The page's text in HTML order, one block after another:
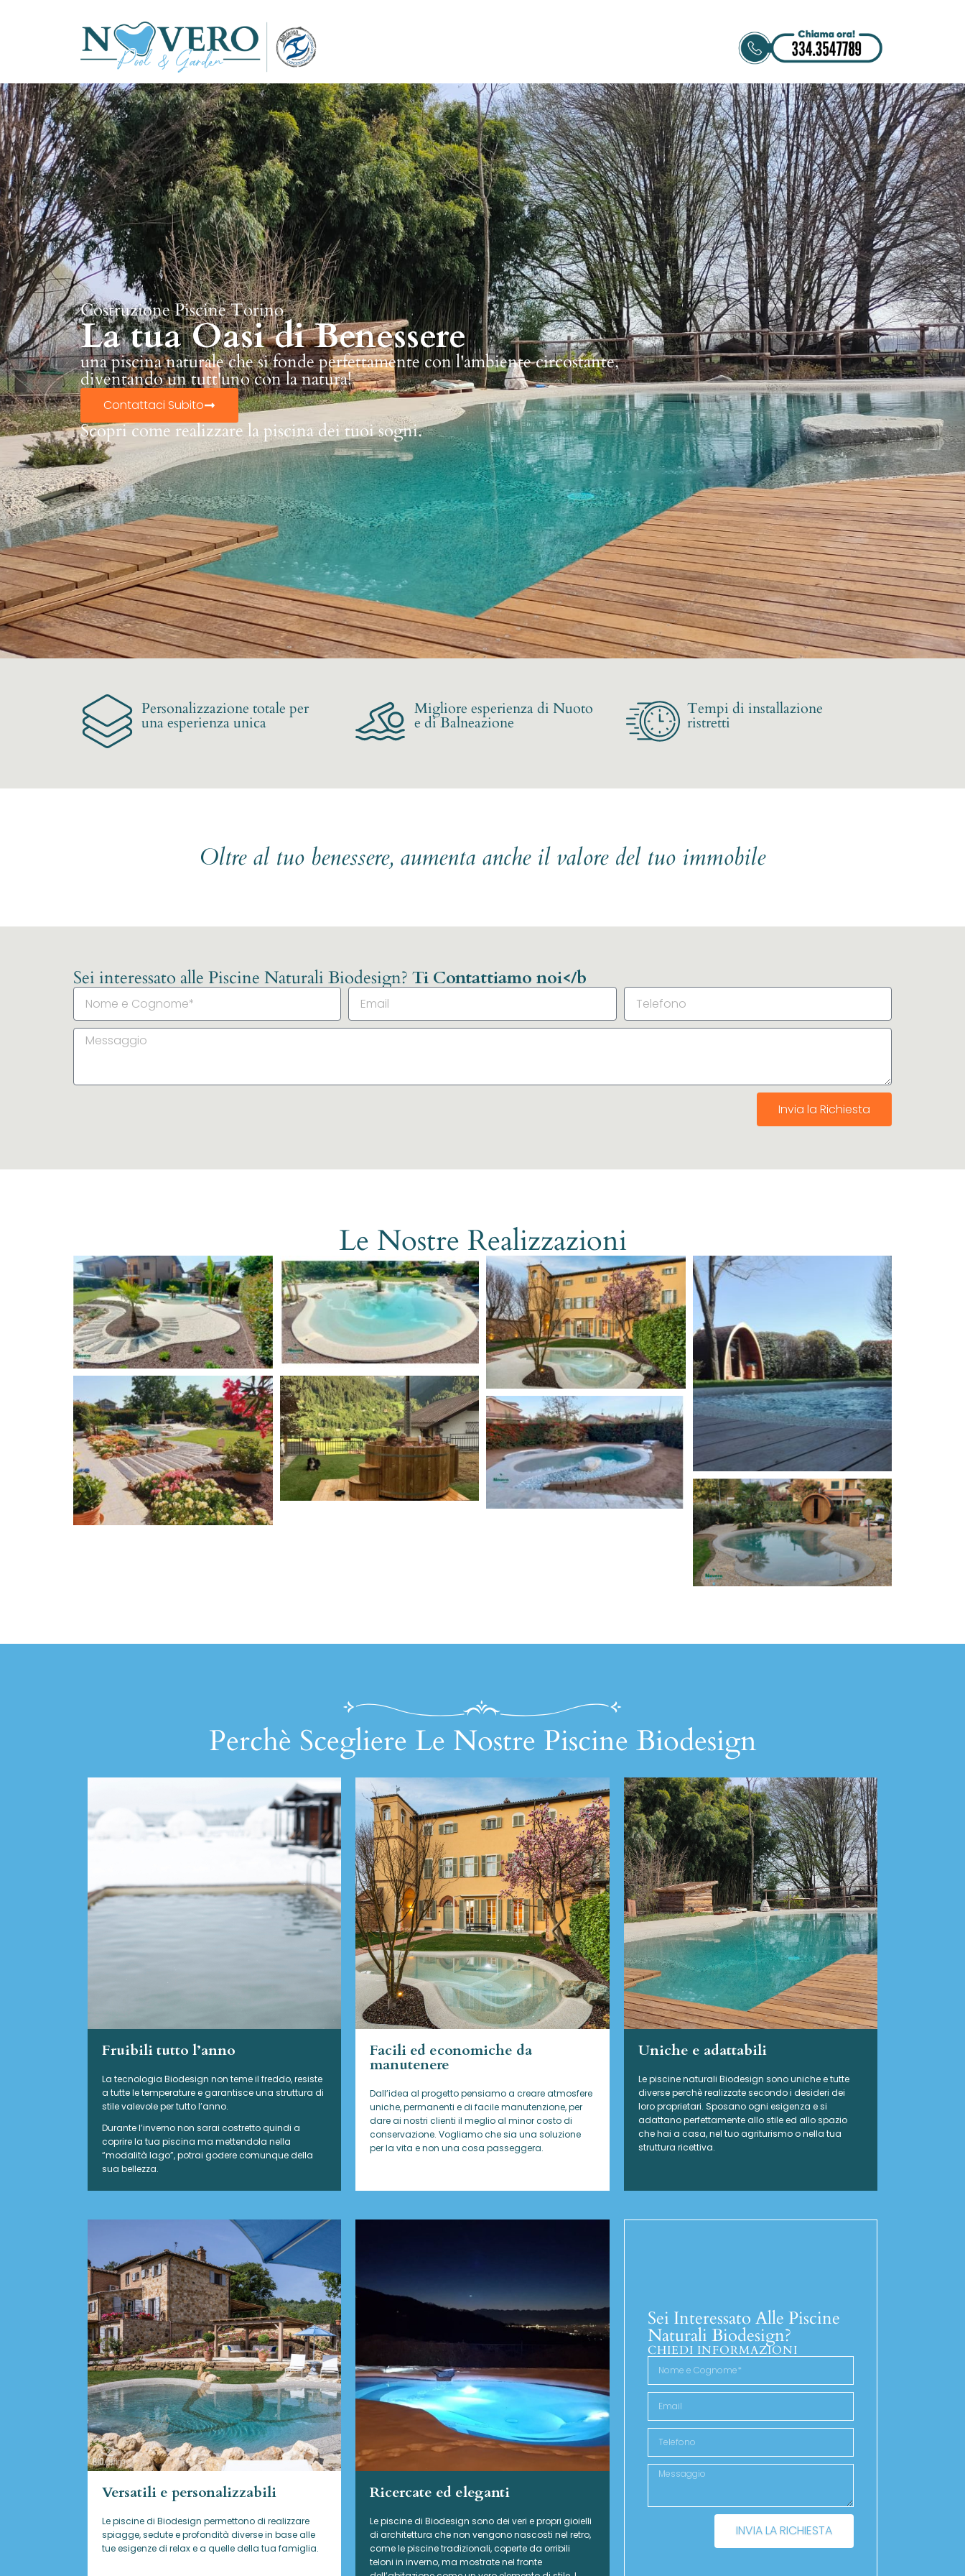
Costruzione Piscine Torino
La tua Oasi di Benessere
una piscina naturale che si fonde perfettamente con l'ambiente circostante,
diventando un tutt'uno con la natura!
Contattaci Subito
Scopri come realizzare la piscina dei tuoi sogni.
Personalizzazione totale per
una esperienza unica
Migliore esperienza di Nuoto
e di Balneazione
Tempi di installazione
ristretti
Oltre al tuo benessere, aumenta anche il valore del tuo immobile
Sei interessato alle Piscine Naturali Biodesign? Ti Contattiamo noi</b
Invia la Richiesta
Le Nostre Realizzazioni
Perchè Scegliere Le Nostre Piscine Biodesign
Fruibili tutto l’anno
La tecnologia Biodesign non teme il freddo, resiste
a tutte le temperature e garantisce una struttura di
stile valevole per tutto l’anno.
Durante l’inverno non sarai costretto quindi a
coprire la tua piscina ma mettendola nella
“modalità lago”, potrai godere comunque della
sua bellezza.
Facili ed economiche da
manutenere
Dall’idea al progetto pensiamo a creare atmosfere
uniche, permanenti e di facile manutenzione, per
dare ai nostri clienti il meglio al minor costo di
conservazione. Vogliamo che sia una soluzione
per la vita e non una cosa passeggera.
Uniche e adattabili
Le piscine naturali Biodesign sono uniche e tutte
diverse perchè realizzate secondo i desideri dei
loro proprietari. Sposano ogni esigenza e si
adattano perfettamente allo stile ed allo spazio
che hai a casa, nel tuo agriturismo o nella tua
struttura ricettiva.
Versatili e personalizzabili
Le piscine di Biodesign permettono di realizzare
spiagge, sedute e profondità diverse in base alle
tue esigenze di relax e a quelle della tua famiglia.
Ricercate ed eleganti
Le piscine di Biodesign sono dei veri e propri gioielli
di architettura che non vengono nascosti nel retro,
come le piscine tradizionali, coperte da orribili
teloni in inverno, ma mostrate nel fronte
Sei Interessato Alle Piscine
Naturali Biodesign?
CHIEDI INFORMAZIONI
INVIA LA RICHIESTA